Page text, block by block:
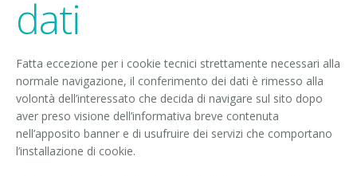
dati
Fatta eccezione per i cookie tecnici strettamente necessari alla
normale navigazione, il conferimento dei dati è rimesso alla
volontà dell’interessato che decida di navigare sul sito dopo
aver preso visione dell’informativa breve contenuta
nell’apposito banner e di usufruire dei servizi che comportano
l’installazione di cookie.